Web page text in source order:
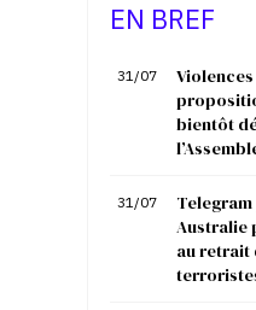
EN BREF
31/07
bientôt
31/07
Australie
au retrait